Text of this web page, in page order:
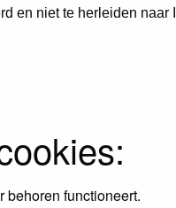
en niet te herleiden naar
behoren functioneert.